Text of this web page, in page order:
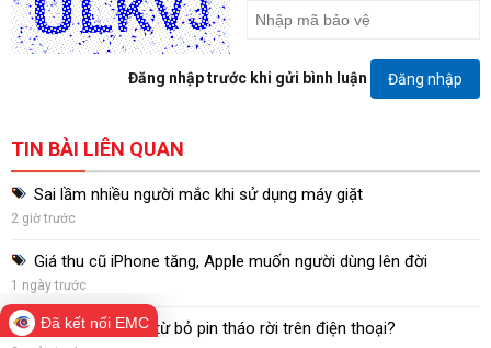
Đăng nhập trước khi gửi bình luận Đăng nhập
TIN BÀI LIÊN QUAN
Sai lầm nhiều người mắc khi sử dụng máy giặt
2 giờ trước
Giá thu cũ iPhone tăng, Apple muốn người dùng lên đời
1 ngày trước
Vì sao các hãng từ bỏ pin tháo rời trên điện thoại?
Đã kết nối EMC